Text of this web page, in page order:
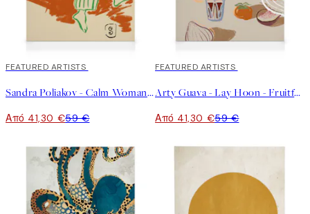
30%*
FEATURED ARTISTS
Sandra Poliakov - Calm Woman Portrait Καμβάς
Από 41,30 €59 €
30%*
FEATURED ARTISTS
Arty Guava - Lay Hoon - Fruitful Spread Καμβάς
Από 41,30 €59 €